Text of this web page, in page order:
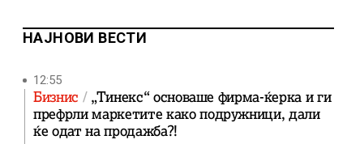
НАЈНОВИ ВЕСТИ
12:55
Бизнис
„Тинекс“ основаше фирма-ќерка и ги
префрли маркетите како подружници, дали
ќе одат на продажба?!